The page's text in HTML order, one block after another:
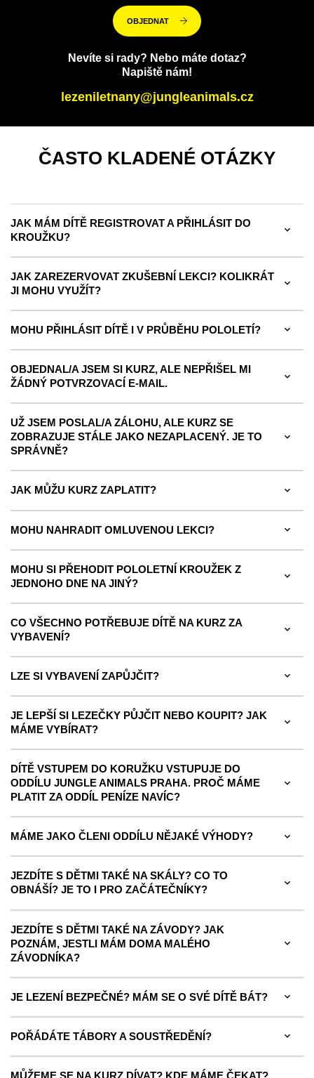
OBJEDNAT
Nevíte si rady? Nebo máte dotaz?
Napiště nám!
lezeniletnany@jungleanimals.cz
ČASTO KLADENÉ OTÁZKY
JAK MÁM DÍTĚ REGISTROVAT A PŘIHLÁSIT DO
KROUŽKU?
JAK ZAREZERVOVAT ZKUŠEBNÍ LEKCI? KOLIKRÁT
JI MOHU VYUŽÍT?
MOHU PŘIHLÁSIT DÍTĚ I V PRŮBĚHU POLOLETÍ?
OBJEDNAL/A JSEM SI KURZ, ALE NEPŘIŠEL MI
ŽÁDNÝ POTVRZOVACÍ E-MAIL.
UŽ JSEM POSLAL/A ZÁLOHU, ALE KURZ SE
ZOBRAZUJE STÁLE JAKO NEZAPLACENÝ. JE TO
SPRÁVNĚ?
JAK MŮŽU KURZ ZAPLATIT?
MOHU NAHRADIT OMLUVENOU LEKCI?
MOHU SI PŘEHODIT POLOLETNÍ KROUŽEK Z
JEDNOHO DNE NA JINÝ?
CO VŠECHNO POTŘEBUJE DÍTĚ NA KURZ ZA
VYBAVENÍ?
LZE SI VYBAVENÍ ZAPŮJČIT?
JE LEPŠÍ SI LEZEČKY PŮJČIT NEBO KOUPIT? JAK
MÁME VYBÍRAT?
DÍTĚ VSTUPEM DO KORUŽKU VSTUPUJE DO
ODDÍLU JUNGLE ANIMALS PRAHA. PROČ MÁME
PLATIT ZA ODDÍL PENÍZE NAVÍC?
MÁME JAKO ČLENI ODDÍLU NĚJAKÉ VÝHODY?
JEZDÍTE S DĚTMI TAKÉ NA SKÁLY? CO TO
OBNÁŠÍ? JE TO I PRO ZAČÁTEČNÍKY?
JEZDÍTE S DĚTMI TAKÉ NA ZÁVODY? JAK
POZNÁM, JESTLI MÁM DOMA MALÉHO
ZÁVODNÍKA?
JE LEZENÍ BEZPEČNÉ? MÁM SE O SVÉ DÍTĚ BÁT?
POŘÁDÁTE TÁBORY A SOUSTŘEDĚNÍ?